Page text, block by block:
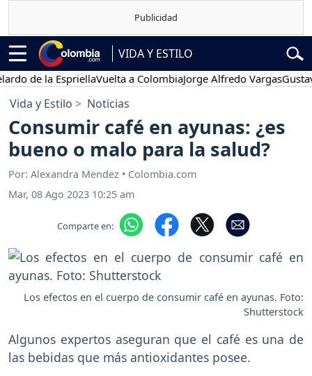
VIDA Y ESTILO
la EspriellaVuelta a ColombiaJorge Alfredo VargasGustavo
Vida y Estilo Noticias
Consumir café en ayunas: ¿es
bueno o malo para la salud?
Por: Alexandra Mendez • Colombia.com
Mar, 08 Ago 2023 10:25 am
Comparte en:
Los efectos en el cuerpo de consumir café en ayunas. Foto:
Shutterstock
Algunos expertos aseguran que el café es una de
las bebidas que más antioxidantes posee.